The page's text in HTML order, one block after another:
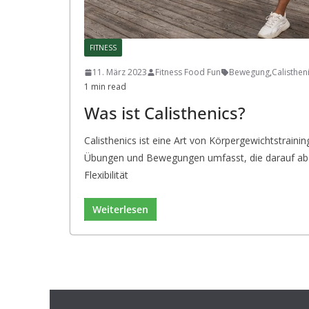
FITNESS
11. März 2023 Fitness Food Fun Bewegung,
1 min read
Was ist Calisthenics?
Calisthenics ist eine Art von
Übungen und Bewegungen umfasst, die darauf
Flexibilität
Weiterlesen